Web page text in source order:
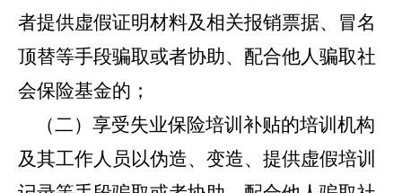
者提供虚假证明材料及相关报销票据、冒名
顶替等手段骗取或者协助、配合他人骗取社
会保险基金的；
（二）享受失业保险培训补贴的培训机构
及其工作人员以伪造、变造、提供虚假培训